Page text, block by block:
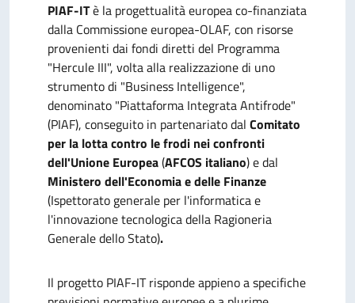
PIAF-ITè la progettualità europea co-finanziata
dalla Commissione europea-OLAF, con risorse
provenienti dai fondi diretti del Programma
"Hercule III", volta alla realizzazione di uno
strumento di "Business Intelligence",
denominato "Piattaforma Integrata Antifrode"
(PIAF), conseguito in partenariato dal Comitato
per la lotta contro le frodi nei confronti
dell'Unione Europea(AFCOS italiano) e dal
Ministero dell'Economia e delle Finanze
(Ispettorato generale per l'informatica e
l'innovazione tecnologica della Ragioneria
Generale dello Stato).
Il progetto PIAF-IT risponde appieno a specifiche